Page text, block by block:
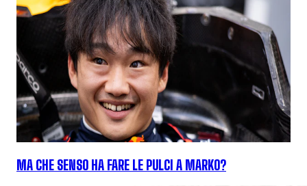
MA CHE SENSO HA FARE LE PULCI A MARKO?